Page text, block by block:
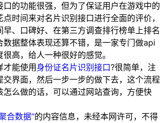
的功能很强，但为了保证用户在游戏中的
时间来对名片识别接口进行全面的评价，
、口碑好、在第三方调查排行榜单上排名
数据整体表现还算不错，是一家专门做api
高，给人一种很好的感觉。
能使用 身份证名片识别接口?很简单，注
交界面，然后一步一步的做下去，这个流程
怎么做的话，可以通过网站查询，方便快
合数据”的内容信息，未经本网许可，不得